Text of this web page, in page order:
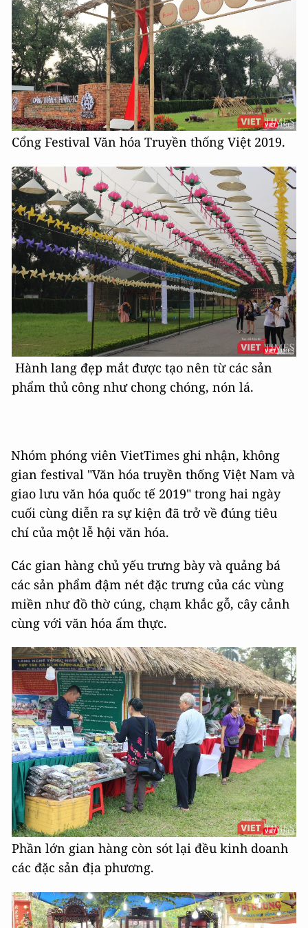
Cổng Festival Văn hóa Truyền thống Việt 2019.
Hành lang đẹp mắt được tạo nên từ các sản
phẩm thủ công như chong chóng, nón lá.
Nhóm phóng viên VietTimes ghi nhận, không
gian festival "Văn hóa truyền thống Việt Nam và
giao lưu văn hóa quốc tế 2019" trong hai ngày
cuối cùng diễn ra sự kiện đã trở về đúng tiêu
chí của một lễ hội văn hóa.
Các gian hàng chủ yếu trưng bày và quảng bá
các sản phẩm đậm nét đặc trưng của các vùng
miền như đồ thờ cúng, chạm khắc gỗ, cây cảnh
cùng với văn hóa ẩm thực.
Phần lớn gian hàng còn sót lại đều kinh doanh
các đặc sản địa phương.